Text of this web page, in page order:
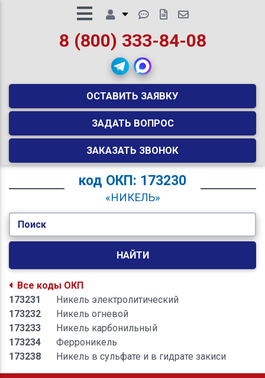
8 (800) 333-84-08
ОСТАВИТЬ ЗАЯВКУ
ЗАДАТЬ ВОПРОС
ЗАКАЗАТЬ ЗВОНОК
код ОКП: 173230
«НИКЕЛЬ»
Поиск
НАЙТИ
Все коды ОКП
173231
Никель электролитический
173232
Никель огневой
173233
Никель карбонильный
173234
Ферроникель
173238
Никель в сульфате и в гидрате закиси